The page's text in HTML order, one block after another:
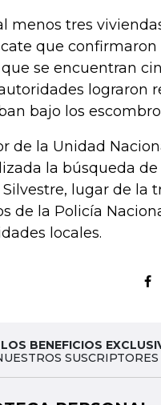
menos tres
que
se encuentran
lograron
bajo los
de la Unidad
la búsqueda
lugar de la
de la Policía
locales.
BENEFICIOS
SUSCRIPTORES